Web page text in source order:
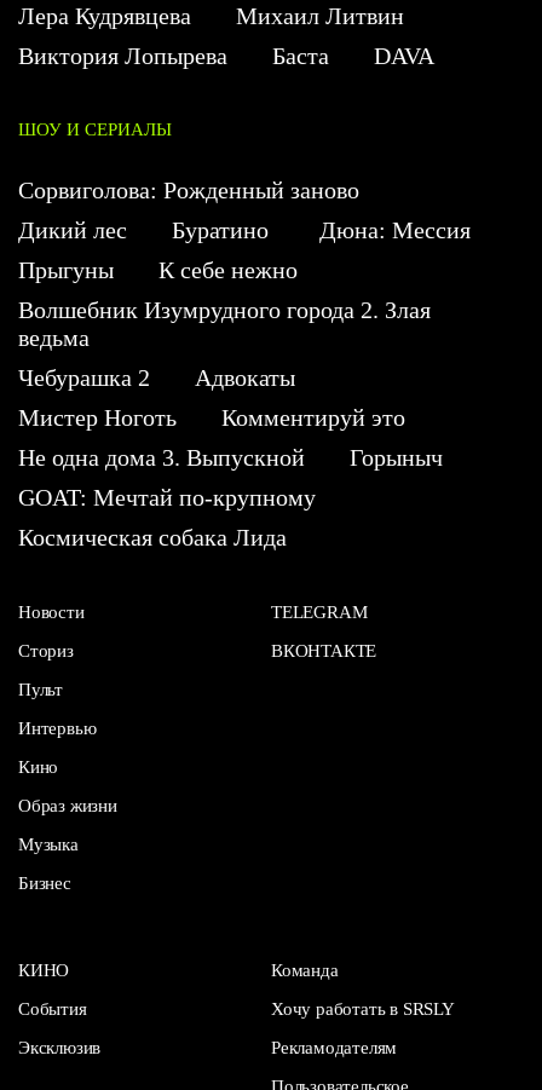
Лера Кудрявцева
Михаил Литвин
Виктория Лопырева
Баста DAVA
ШОУ И СЕРИАЛЫ
Сорвиголова: Рожденный заново
Дикий лес
Буратино
Дюна: Мессия
Прыгуны
К себе нежно
Волшебник Изумрудного города 2. Злая
ведьма
Чебурашка 2
Адвокаты
Мистер Ноготь
Комментируй это
Не одна дома 3. Выпускной
Горыныч
GOAT: Мечтай по-крупному
Космическая собака Лида
Новости
Сториз
Пульт
Интервью
Кино
Образ жизни
Музыка
Бизнес
TELEGRAM
ВКОНТАКТЕ
КИНО
События
Эксклюзив
Команда
Хочу работать в SRSLY
Рекламодателям
Пользовательское